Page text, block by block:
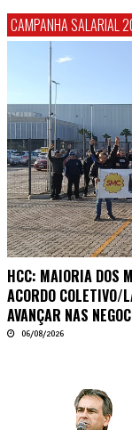
CAMPANHA SALARIAL
HCC: MAIORIA DOS
ACORDO COLETIVO/
AVANÇAR NAS
06/08/2026